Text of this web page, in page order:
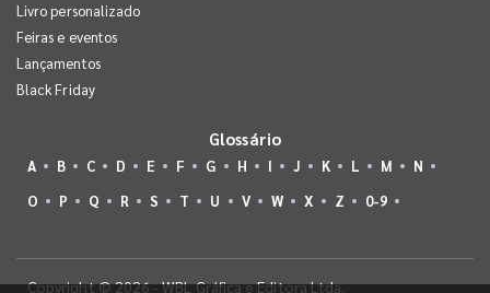
Livro personalizado
Feiras e eventos
Lançamentos
Black Friday
Glossário
A B C D E F G H I J K L M
N
O
P Q R S T U V W X Z 0-9
Copyright © 2026 - WBL Gráfica e Editora Ltda.